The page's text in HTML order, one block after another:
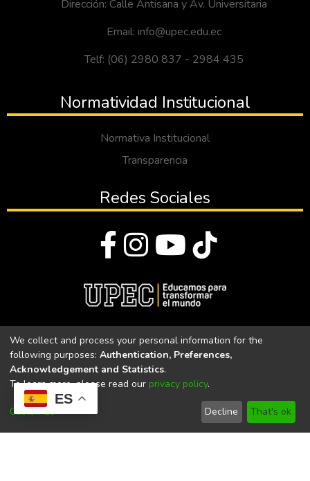
ES
Dirección: Calle Antisana y Av. Universitaria
Email: info@upec.edu.ec
Telf: (06) 2980 837 - 2984 435
Normatividad Institucional
Normativa Institucional
Transparencia
Redes Sociales
Universidad Politécnica Estatal del Carchi
Universidad Politécnica Estatal del Carchi | Acreditada por el
CACES Resolución N°. 160-SE-33-CACES-2020
We collect and process your personal information for the
following purposes: Authentication, Preferences,
Acknowledgement and Statistics.
To learn more, please read our privacy policy.
Customize Decline That's ok